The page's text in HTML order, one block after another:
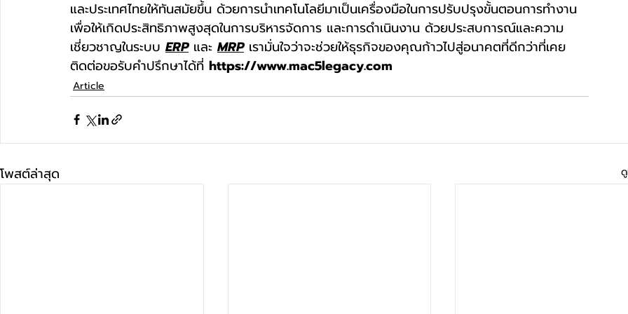
และประเทศไทยให้ทันสมัยขึ้น ด้วยการนำเทคโนโลยีมาเป็นเครื่องมือในการปรับปรุงขั้นตอนการทำงาน
เพื่อให้เกิดประสิทธิภาพสูงสุดในการบริหารจัดการ และการดำเนินงาน ด้วยประสบการณ์และความ
เชี่ยวชาญในระบบ ERP และ MRP เรามั่นใจว่าจะช่วยให้ธุรกิจของคุณก้าวไปสู่อนาคตที่ดีกว่าที่เคย
ติดต่อขอรับคำปรึกษาได้ที่ https://www.mac5legacy.com
Article
โพสต์ล่าสุด